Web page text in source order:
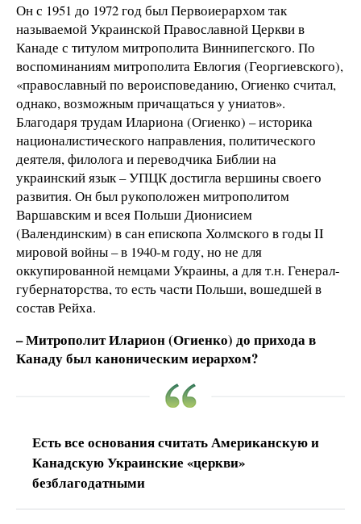
Он с 1951 до 1972 год был Первоиерархом так
называемой Украинской Православной Церкви в
Канаде с титулом митрополита Виннипегского. По
воспоминаниям митрополита Евлогия (Георгиевского),
«православный по вероисповеданию, Огиенко считал,
однако, возможным причащаться у униатов».
Благодаря трудам Илариона (Огиенко) – историка
националистического направления, политического
деятеля, филолога и переводчика Библии на
украинский язык – УПЦК достигла вершины своего
развития. Он был рукоположен митрополитом
Варшавским и всея Польши Дионисием
(Валендинским) в сан епископа Холмского в годы II
мировой войны – в 1940-м году, но не для
оккупированной немцами Украины, а для т.н. Генерал-
губернаторства, то есть части Польши, вошедшей в
состав Рейха.
– Митрополит Иларион (Огиенко) до прихода в
Канаду был каноническим иерархом?
Есть все основания считать Американскую и
Канадскую Украинские «церкви»
безблагодатными